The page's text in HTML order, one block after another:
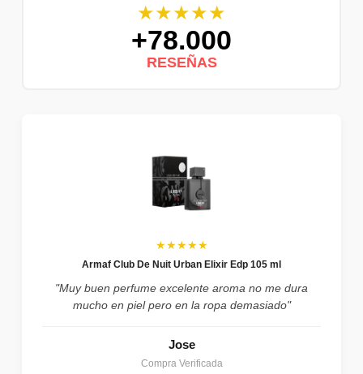
★★★★★
+78.000
RESEÑAS
★★★★★
Armaf Club De Nuit Urban Elixir Edp 105 ml
"Muy buen perfume excelente aroma no me dura
mucho en piel pero en la ropa demasiado"
Jose
Compra Verificada